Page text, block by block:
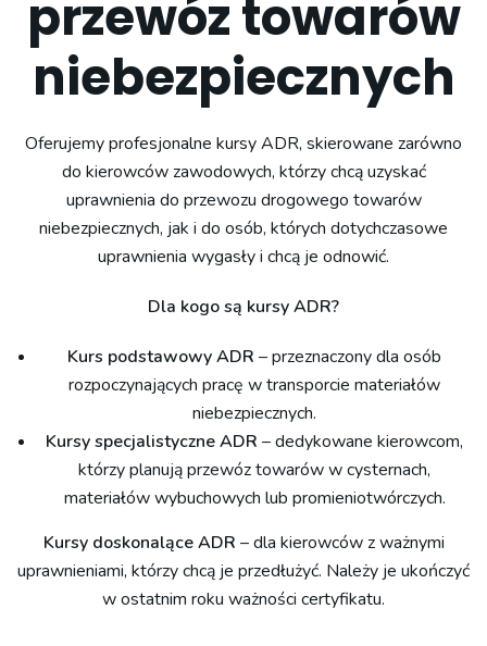
przewóz towarów
niebezpiecznych
Oferujemy profesjonalne kursy ADR, skierowane zarówno
do kierowców zawodowych, którzy chcą uzyskać
uprawnienia do przewozu drogowego towarów
niebezpiecznych, jak i do osób, których dotychczasowe
uprawnienia wygasły i chcą je odnowić.
Dla kogo są kursy ADR?
Kurs podstawowy ADR – przeznaczony dla osób
rozpoczynających pracę w transporcie materiałów
niebezpiecznych.
Kursy specjalistyczne ADR – dedykowane kierowcom,
którzy planują przewóz towarów w cysternach,
materiałów wybuchowych lub promieniotwórczych.
Kursy doskonalące ADR – dla kierowców z ważnymi
uprawnieniami, którzy chcą je przedłużyć. Należy je ukończyć
w ostatnim roku ważności certyfikatu.